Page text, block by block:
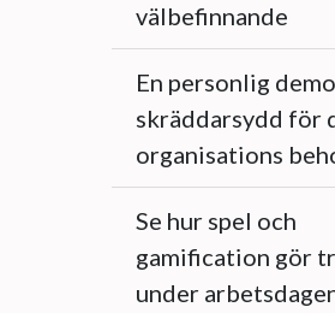
välbefinnande
En personlig demo
skräddarsydd för
organisations
Se hur spel och
gamification gör
under